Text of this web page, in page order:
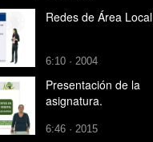
Redes de Área Local
6:10 · 2004
Presentación de la
asignatura.
6:46 · 2015